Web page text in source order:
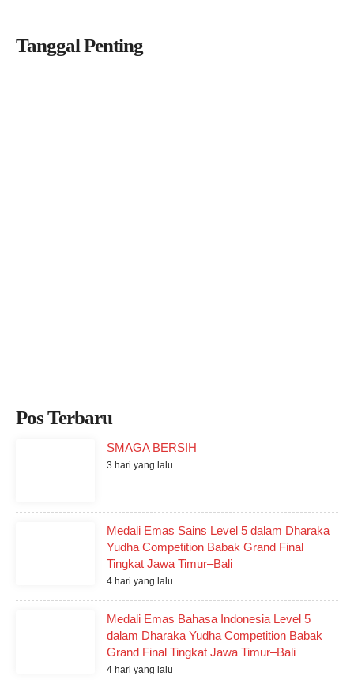
Tanggal Penting
Pos Terbaru
SMAGA BERSIH
3 hari yang lalu
Medali Emas Sains Level 5 dalam Dharaka
Yudha Competition Babak Grand Final
Tingkat Jawa Timur–Bali
4 hari yang lalu
Medali Emas Bahasa Indonesia Level 5
dalam Dharaka Yudha Competition Babak
Grand Final Tingkat Jawa Timur–Bali
4 hari yang lalu